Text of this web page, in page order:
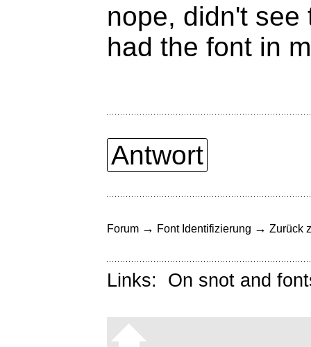
nope, didn't see
had the font in
Antwort
Forum → Font Identifizierung → Zurück
Links: On snot and